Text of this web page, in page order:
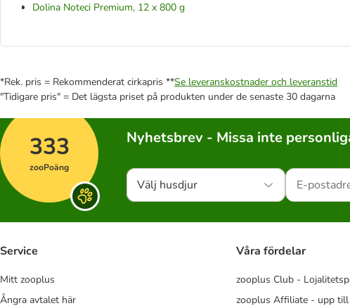
Dolina Noteci Premium, 12 x 800 g
*Rek. pris = Rekommenderat cirkapris **Se leveranskostnader och leveranstid
"Tidigare pris" = Det lägsta priset på produkten under de senaste 30 dagarna
333
zooPoäng
Nyhetsbrev - Missa inte
Välj husdjur
Service
Mitt zooplus
Ångra avtalet här
Våra fördelar
zooplus Club -
zooplus Affiliate - upp